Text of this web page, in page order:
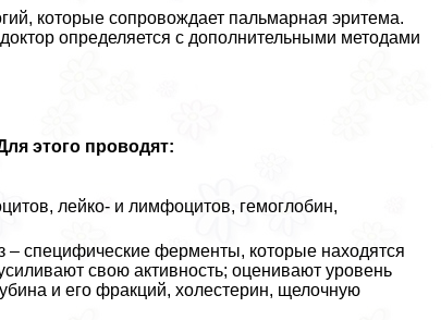
которые сопровождает пальмарная эритема.
определяется с дополнительными методами
этого проводят:
лейко- и лимфоцитов, гемоглобин,
– специфические ферменты, которые находятся
свою активность; оценивают уровень
и его фpaкций, холестерин, щелочную